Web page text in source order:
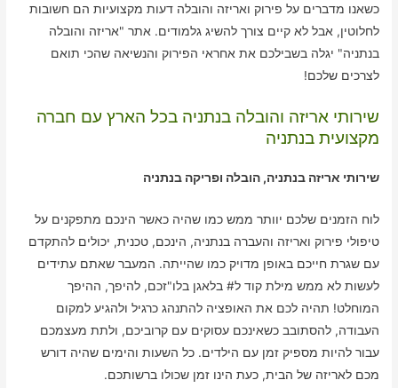
כשאנו מדברים על פירוק ואריזה והובלה דעות מקצועיות הם חשובות
לחלוטין, אבל לא קיים צורך להשיג גלמודים. אתר "אריזה והובלה
בנתניה" יגלה בשבילכם את אחראי הפירוק והנשיאה שהכי תואם
לצרכים שלכם!
שירותי אריזה והובלה בנתניה בכל הארץ עם חברה
מקצועית בנתניה
שירותי אריזה בנתניה, הובלה ופריקה בנתניה
לוח הזמנים שלכם יוותר ממש כמו שהיה כאשר הינכם מתפקנים על
טיפולי פירוק ואריזה והעברה בנתניה, הינכם, טכנית, יכולים להתקדם
עם שגרת חייכם באופן מדויק כמו שהייתה. המעבר שאתם עתידים
לעשות לא ממש מילת קוד ל# בלאגן בלו"זכם, להיפך, ההיפך
המוחלט! תהיה לכם את האופציה להתנהג כרגיל ולהגיע למקום
העבודה, להסתובב כשאינכם עסוקים עם קרוביכם, ולתת מעצמכם
עבור להיות מספיק זמן עם הילדים. כל השעות והימים שהיה דורש
מכם לאריזה של הבית, כעת הינו זמן שכולו ברשותכם.